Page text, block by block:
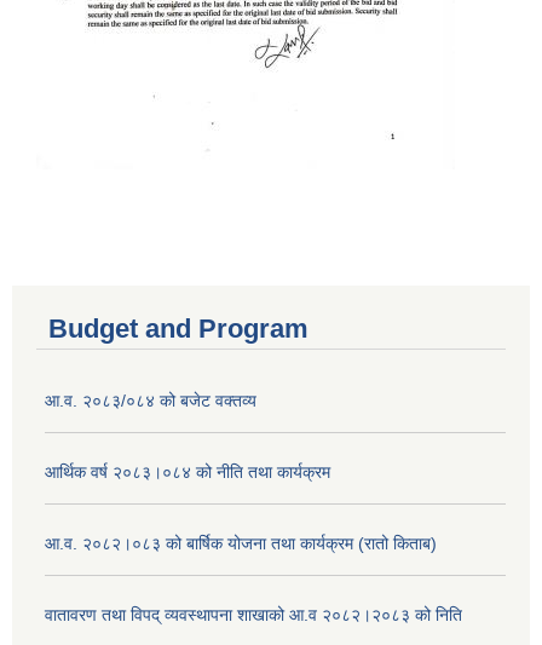
Budget and Program
आ.व. २०८३/०८४ को बजेट वक्तव्य
आर्थिक वर्ष २०८३।०८४ को नीति तथा कार्यक्रम
आ.व. २०८२।०८३ को बार्षिक योजना तथा कार्यक्रम (रातो किताब)
वातावरण तथा विपद् व्यवस्थापना शाखाको आ.व २०८२।२०८३ को निति